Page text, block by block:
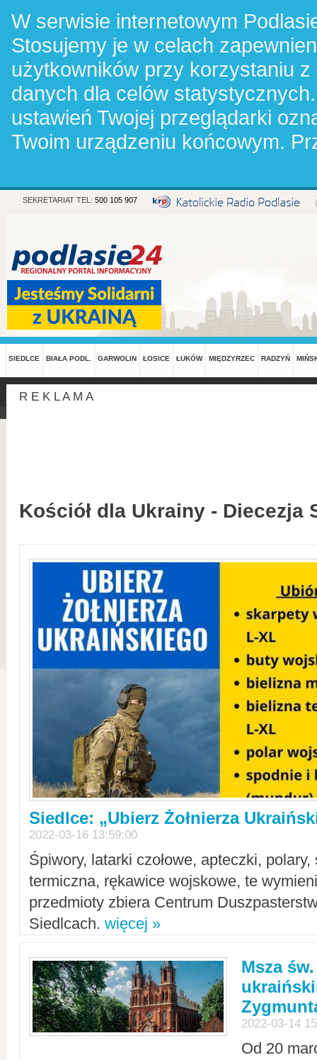
W serwisie internetowym
Stosujemy je w celach
użytkowników przy korzystaniu
danych dla celów
ustawień Twojej przeglądarki
Twoim urządzeniu końcowym.
SEKRETARIAT TEL: 500 105 907
SIEDLCE BIAŁA PODL. GARWOLIN ŁOSICE ŁUKÓW MIĘDZYRZEC RADZYŃ
R E K L A M A
Kościół dla Ukrainy - Diecezja
Siedlce: „Ubierz Żołnierza
2022-03-16 13:59:00
Śpiwory, latarki czołowe, apteczki,
termiczna, rękawice wojskowe, te
przedmioty zbiera Centrum
Siedlcach. więcej »
Msza
2022-03-14
Od 20